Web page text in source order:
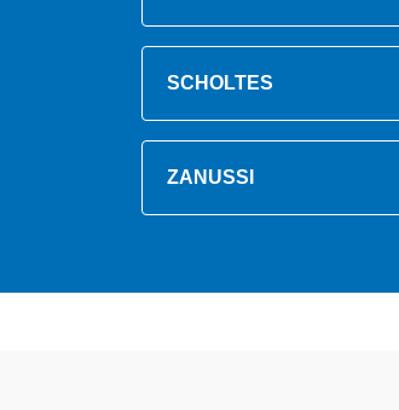
SCHOLTES
ZANUSSI